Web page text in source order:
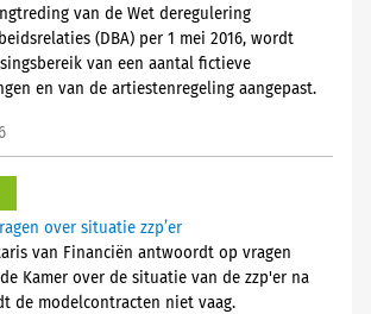
van de Wet deregulering
(DBA) per 1 mei 2016, wordt
van een aantal fictieve
en van de artiestenregeling aangepast.
over situatie zzp’er
van Financiën antwoordt op vragen
Kamer over de situatie van de zzp'er na
de modelcontracten niet vaag.